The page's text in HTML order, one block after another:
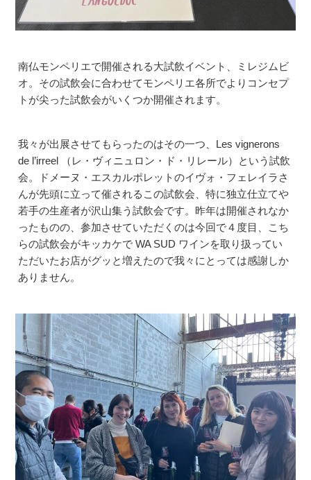
南仏モンペリエで開催される大試飲イベント、ミレジムビ
オ。その試飲会に合わせてモンペリエ各所でよりコンセプ
トが尖った試飲会がいくつか開催されます。
我々が出展させてもらったのはその一つ、Les vignerons
de l’irreel （レ・ヴィニュロン・ド・リレール）という試飲
会。ドメーヌ・エスカルポレットのイヴォ・フェレイラさ
んが先頭に立って催されるこの試飲会、特に独立仕立てや
若手の生産者が沢山集う試飲会です。昨年は開催されなか
ったものの、参加させていただくのは今回で４度目、こち
らの試飲会がキッカケで WA SUD ワインを取り扱ってい
ただいたお店がグッと増えたので我々にとっては感謝しか
ありません。